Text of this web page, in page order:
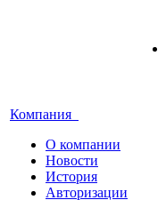
Компания
О компании
Новости
История
Авторизации